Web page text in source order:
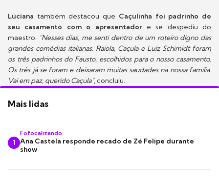
Luciana também destacou que Caçulinha foi padrinho de
seu casamento com o apresentador e se despediu do
maestro. "Nesses dias, me senti dentro de um roteiro digno das
grandes comédias italianas. Raiola, Caçula e Luiz Schimidt foram
os três padrinhos do Fausto, escolhidos para o nosso casamento.
Os três já se foram e deixaram muitas saudades na nossa família.
Vai em paz, querido Caçula", concluiu.
Mais lidas
1
Fofocalizando
Ana Castela responde recado de Zé Felipe durante
show